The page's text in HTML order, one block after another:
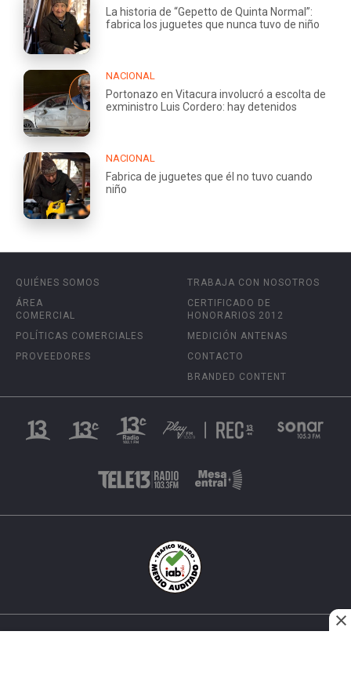
La historia de “Gepetto de Quinta Normal”:
fabrica los juguetes que nunca tuvo de niño
NACIONAL
Portonazo en Vitacura involucró a escolta de
exministro Luis Cordero: hay detenidos
NACIONAL
Fabrica de juguetes que él no tuvo cuando
niño
QUIÉNES SOMOS
ÁREA
COMERCIAL
POLÍTICAS COMERCIALES
PROVEEDORES
TRABAJA CON NOSOTROS
CERTIFICADO DE
HONORARIOS 2012
MEDICIÓN ANTENAS
CONTACTO
BRANDED CONTENT